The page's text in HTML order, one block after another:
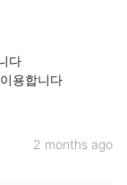
다
용합니다
2 months ago